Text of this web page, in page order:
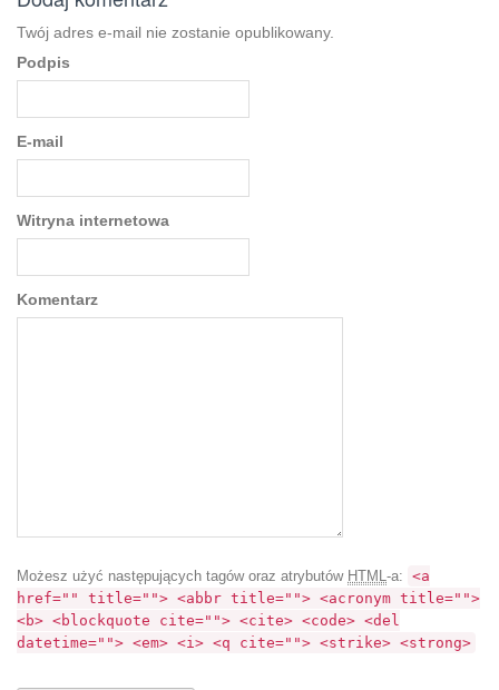
Twój adres e-mail nie zostanie opublikowany.
Podpis
E-mail
Witryna internetowa
Komentarz
Możesz użyć następujących tagów oraz atrybutów HTML-a: <a
href="" title=""> <abbr title=""> <acronym title="">
<b> <blockquote cite=""> <cite> <code> <del
datetime=""> <em> <i> <q cite=""> <strike> <strong>